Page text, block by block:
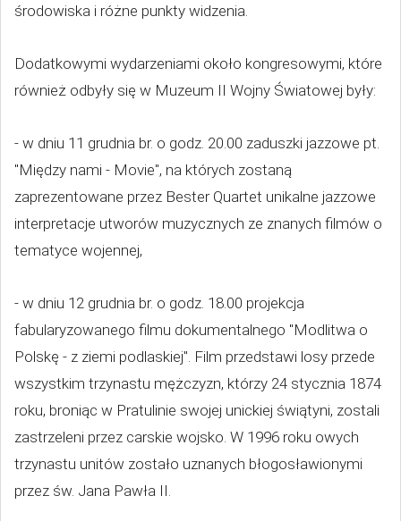
środowiska i różne punkty widzenia.
Dodatkowymi wydarzeniami około kongresowymi, które
również odbyły się w Muzeum II Wojny Światowej były:
- w dniu 11 grudnia br. o godz. 20.00 zaduszki jazzowe pt.
"Między nami - Movie", na których zostaną
zaprezentowane przez Bester Quartet unikalne jazzowe
interpretacje utworów muzycznych ze znanych filmów o
tematyce wojennej,
- w dniu 12 grudnia br. o godz. 18.00 projekcja
fabularyzowanego filmu dokumentalnego "Modlitwa o
Polskę - z ziemi podlaskiej". Film przedstawi losy przede
wszystkim trzynastu mężczyzn, którzy 24 stycznia 1874
roku, broniąc w Pratulinie swojej unickiej świątyni, zostali
zastrzeleni przez carskie wojsko. W 1996 roku owych
trzynastu unitów zostało uznanych błogosławionymi
przez św. Jana Pawła II.